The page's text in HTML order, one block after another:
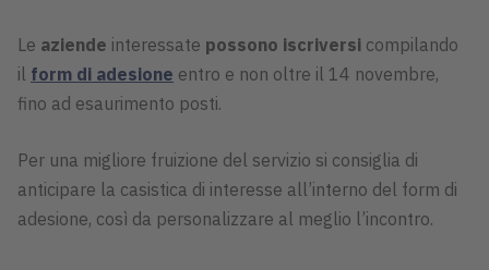
Le aziende interessate possono iscriversi compilando
il form di adesione entro e non oltre il 14 novembre,
fino ad esaurimento posti.
Per una migliore fruizione del servizio si consiglia di
anticipare la casistica di interesse all’interno del form di
adesione, così da personalizzare al meglio l’incontro.